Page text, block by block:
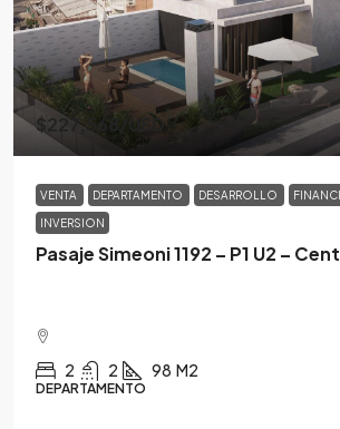
$227,568 /USD
VENTA DEPARTAMENTO DESARROLLO
INVERSION
Pasaje Simeoni 1192 – P1 U2 –
2 2 98 M2
DEPARTAMENTO